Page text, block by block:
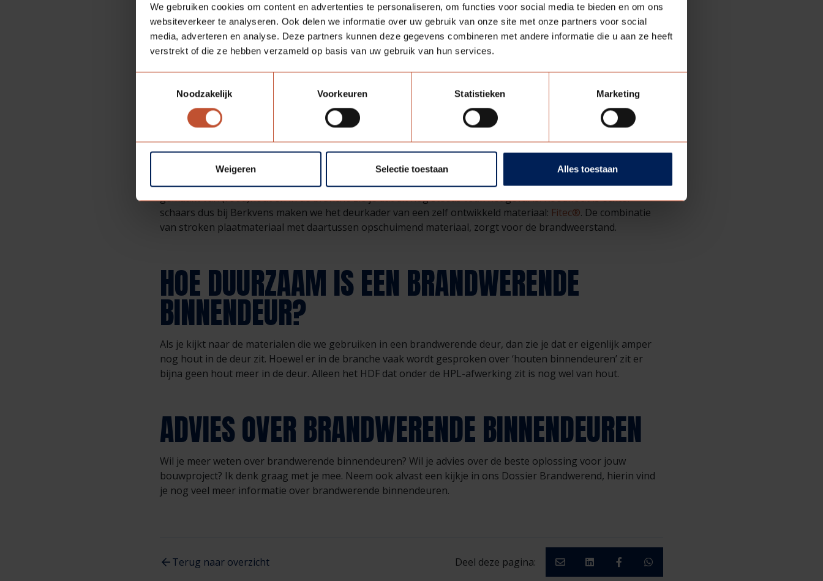
We gebruiken cookies om content en advertenties te personaliseren, om functies voor social media te bieden en om ons
websiteverkeer te analyseren. Ook delen we informatie over uw gebruik van onze site met onze partners voor social
media, adverteren en analyse. Deze partners kunnen deze gegevens combineren met andere informatie die u aan ze heeft
verstrekt of die ze hebben verzameld op basis van uw gebruik van hun services.
Noodzakelijk
Voorkeuren Statistieken Marketing
Weigeren Selectie toestaan Alles toestaan
De vulling van de deur zorgt ervoor dat het deurblad in bepaalde mate bestand is tegen brand. Uiteindelijk
moet de combinatie van de deur en het kozijn ervoor zorgen dat een ruimte luchtdicht wordt afgesloten in
geval van brand. Dit doen we met behulp van brandwerende strips, ook wel opschuimend materiaal
genoemd. Deze strips werden voorheen nog wel eens ingefreesd in het kozijn. Het nadeel is dat ze dan in het
de onderzijde voor een afdichting van de ruimte onder de deur.
ALTERNATIEF VOOR HET HOUTEN DEURKADER
De vulling van de brandwerende deur wordt omrand door het deurkader. Van oudsher is het deurkader
gemaakt van (rood)hout en in de branche zie je dat dit nog steeds vaak het geval is. Roodhout is echter
schaars dus bij Berkvens maken we het deurkader van een zelf ontwikkeld materiaal: Fitec®. De combinatie
van stroken plaatmateriaal met daartussen opschuimend materiaal, zorgt voor de brandweerstand.
HOE DUURZAAM IS EEN BRANDWERENDE
BINNENDEUR?
Als je kijkt naar de materialen die we gebruiken in een brandwerende deur, dan zie je dat er eigenlijk amper
nog hout in de deur zit. Hoewel er in de branche vaak wordt gesproken over ‘houten binnendeuren’ zit er
bijna geen hout meer in de deur. Alleen het HDF dat onder de HPL-afwerking zit is nog wel van hout.
ADVIES OVER BRANDWERENDE BINNENDEUREN
Wil je meer weten over brandwerende binnendeuren? Wil je advies over de beste oplossing voor jouw
bouwproject? Ik denk graag met je mee. Neem ook alvast een kijkje in ons Dossier Brandwerend, hierin vind
je nog veel meer informatie over brandwerende binnendeuren.
Terug naar overzicht Deel deze pagina: